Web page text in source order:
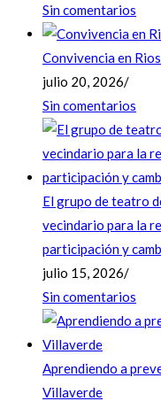
Sin comentarios
Convivencia en
julio 20, 2026/
Sin comentarios
El grupo de teatro
vecindario para la
participación y
julio 15, 2026/
Sin comentarios
Aprendiendo a
Villaverde